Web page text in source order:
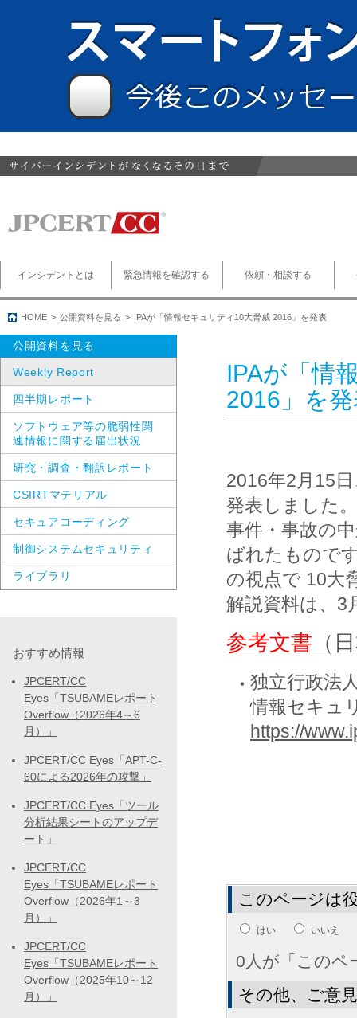
インシデントとは 緊急情報を確認する 依頼・相談する
HOME 公開資料を見る IPAが「情報セキュリティ10大脅威 2016」を発表
IPAが「情
2016」を
2016年2月15
発表しました
事件・事故の
ばれたもので
の視点で 10大
解説資料は、3
参考文書 （
独立行政法
情報セキュ
https://
このページは
はい いいえ
0人が「このペ
その他、ご意
公開資料を見る
Weekly Report
四半期レポート
ソフトウェア等の脆弱性関
連情報に関する届出状況
研究・調査・翻訳レポート
CSIRTマテリアル
セキュアコーディング
制御システムセキュリティ
ライブラリ
おすすめ情報
JPCERT/CC
Eyes「TSUBAMEレポート
Overflow（2026年4～6
月）」
JPCERT/CC Eyes「APT-C-
60による2026年の攻撃」
JPCERT/CC Eyes「ツール
分析結果シートのアップデ
ート」
JPCERT/CC
Eyes「TSUBAMEレポート
Overflow（2026年1～3
月）」
JPCERT/CC
Eyes「TSUBAMEレポート
Overflow（2025年10～12
月）」